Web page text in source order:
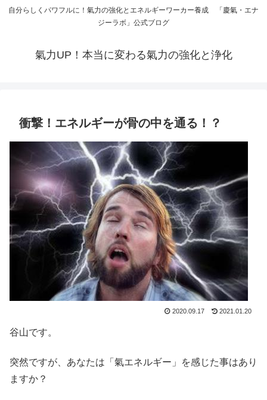
自分らしくパワフルに！氣力の強化とエネルギーワーカー養成 「慶氣・エナ
ジーラボ」公式ブログ
氣力UP！本当に変わる氣力の強化と浄化
衝撃！エネルギーが骨の中を通る！？
2020.09.17 2021.01.20
谷山です。
突然ですが、あなたは「氣エネルギー」を感じた事はあり
ますか？